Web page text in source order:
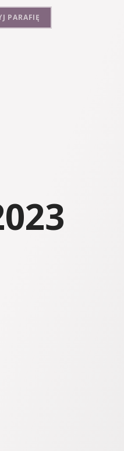
PARAFIĘ